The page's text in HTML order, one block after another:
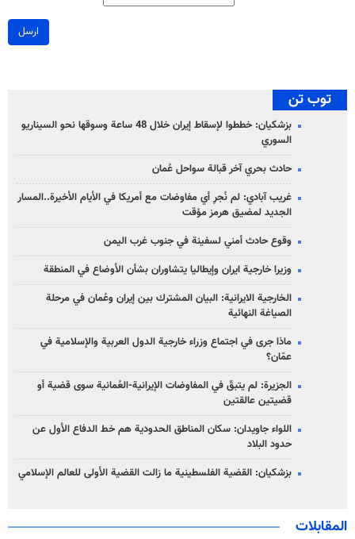
ارسل
توب تن
بزشكيان: خططوا لإسقاط إيران خلال 48 ساعة وسوقها نحو السيناريو
السوري
حادث بحري آخر قبالة سواحل عُمان
غريب آبادي: لم نُجرِ أي مفاوضات مع أمريكا في الأيام الأخيرة..المسار
الجديد لمضيق هرمز مؤقت
وقوع حادث أمني لسفينة في جنوب غرب اليمن
وزيرا خارجية ايران وإيطاليا يتشاوران بشأن الأوضاع في المنطقة
الخارجية الايرانية: البيان المشترك بين إيران وعُمان في مرحلة
الصياغة النهائية
ماذا جرى في اجتماع وزراء خارجية الدول العربية والإسلامية في
عمّان؟
الجزيرة: لم يتبقّ في المفاوضات الإيرانية-العُمانية سوى قضية أو
قضيتين عالقتين
اللواء جاويدان: سكان المناطق الحدودية هم خط الدفاع الأول عن
حدود البلاد
بزشكيان: القضية الفلسطينية ما زالت القضية الأولى للعالم الإسلامي
المقابلات